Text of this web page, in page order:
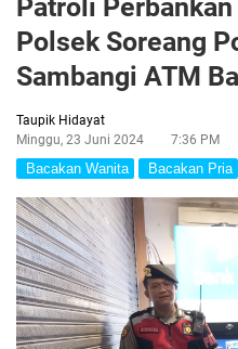
Patroli
Polsek Soreang
Sambangi ATM
Taupik Hidayat
Minggu, 23 Juni 2024
7:36 PM
Bacakan Wanita Bacakan Pria